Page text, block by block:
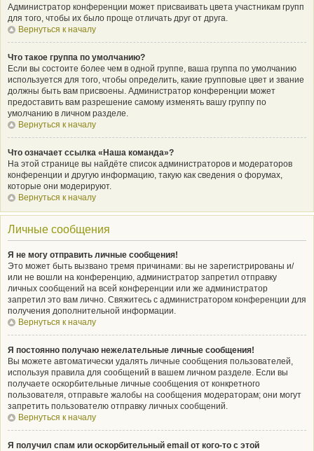
Администратор конференции может присваивать цвета участникам групп
для того, чтобы их было проще отличать друг от друга.
Вернуться к началу
Что такое группа по умолчанию?
Если вы состоите более чем в одной группе, ваша группа по умолчанию
используется для того, чтобы определить, какие групповые цвет и звание
должны быть вам присвоены. Администратор конференции может
предоставить вам разрешение самому изменять вашу группу по
умолчанию в личном разделе.
Вернуться к началу
Что означает ссылка «Наша команда»?
На этой странице вы найдёте список администраторов и модераторов
конференции и другую информацию, такую как сведения о форумах,
которые они модерируют.
Вернуться к началу
Личные сообщения
Я не могу отправить личные сообщения!
Это может быть вызвано тремя причинами: вы не зарегистрированы и/
или не вошли на конференцию, администратор запретил отправку
личных сообщений на всей конференции или же администратор
запретил это вам лично. Свяжитесь с администратором конференции для
получения дополнительной информации.
Вернуться к началу
Я постоянно получаю нежелательные личные сообщения!
Вы можете автоматически удалять личные сообщения пользователей,
используя правила для сообщений в вашем личном разделе. Если вы
получаете оскорбительные личные сообщения от конкретного
пользователя, отправьте жалобы на сообщения модераторам; они могут
запретить пользователю отправку личных сообщений.
Вернуться к началу
Я получил спам или оскорбительный email от кого-то с этой